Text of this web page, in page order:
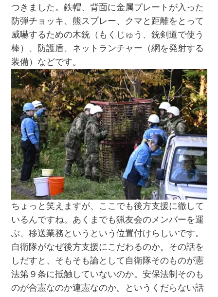
つきました。鉄帽、背面に金属プレートが入った
防弾チョッキ、熊スプレー、クマと距離をとって
威嚇するための木銃（もくじゅう、銃剣道で使う
棒）、防護盾、ネットランチャー（網を発射する
装備）などです。
ちょっと笑えますが、ここでも後方支援に徹して
いるんですね。あくまでも猟友会のメンバーを運
ぶ、移送業務というという位置付けらしいです。
自衛隊がなぜ後方支援にこだわるのか。その話を
しだすと、そもそも論として自衛隊そのものが憲
法第９条に抵触していないのか。安保法制そのも
のが合憲なのか違憲なのか。というくだらない話